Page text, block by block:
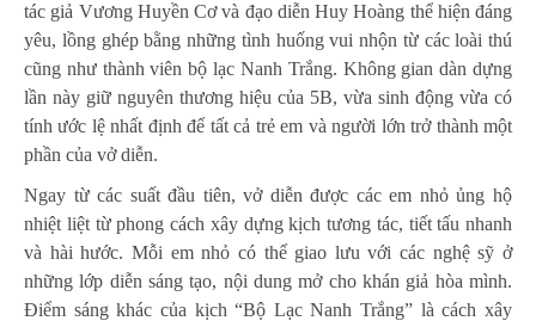
tác giả Vương Huyền Cơ và đạo diễn Huy Hoàng thể hiện đáng
yêu, lồng ghép bằng những tình huống vui nhộn từ các loài thú
cũng như thành viên bộ lạc Nanh Trắng. Không gian dàn dựng
lần này giữ nguyên thương hiệu của 5B, vừa sinh động vừa có
tính ước lệ nhất định để tất cả trẻ em và người lớn trở thành một
phần của vở diễn.
Ngay từ các suất đầu tiên, vở diễn được các em nhỏ ủng hộ
nhiệt liệt từ phong cách xây dựng kịch tương tác, tiết tấu nhanh
và hài hước. Mỗi em nhỏ có thể giao lưu với các nghệ sỹ ở
những lớp diễn sáng tạo, nội dung mở cho khán giả hòa mình.
Điểm sáng khác của kịch “Bộ Lạc Nanh Trắng” là cách xây